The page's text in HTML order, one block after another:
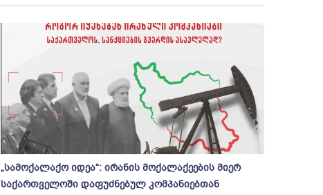
„სამოქალაქო იდეა“: ირანის მოქალაქეების მიერ
საქართველოში დაფუძნებულ კომპანიებთან